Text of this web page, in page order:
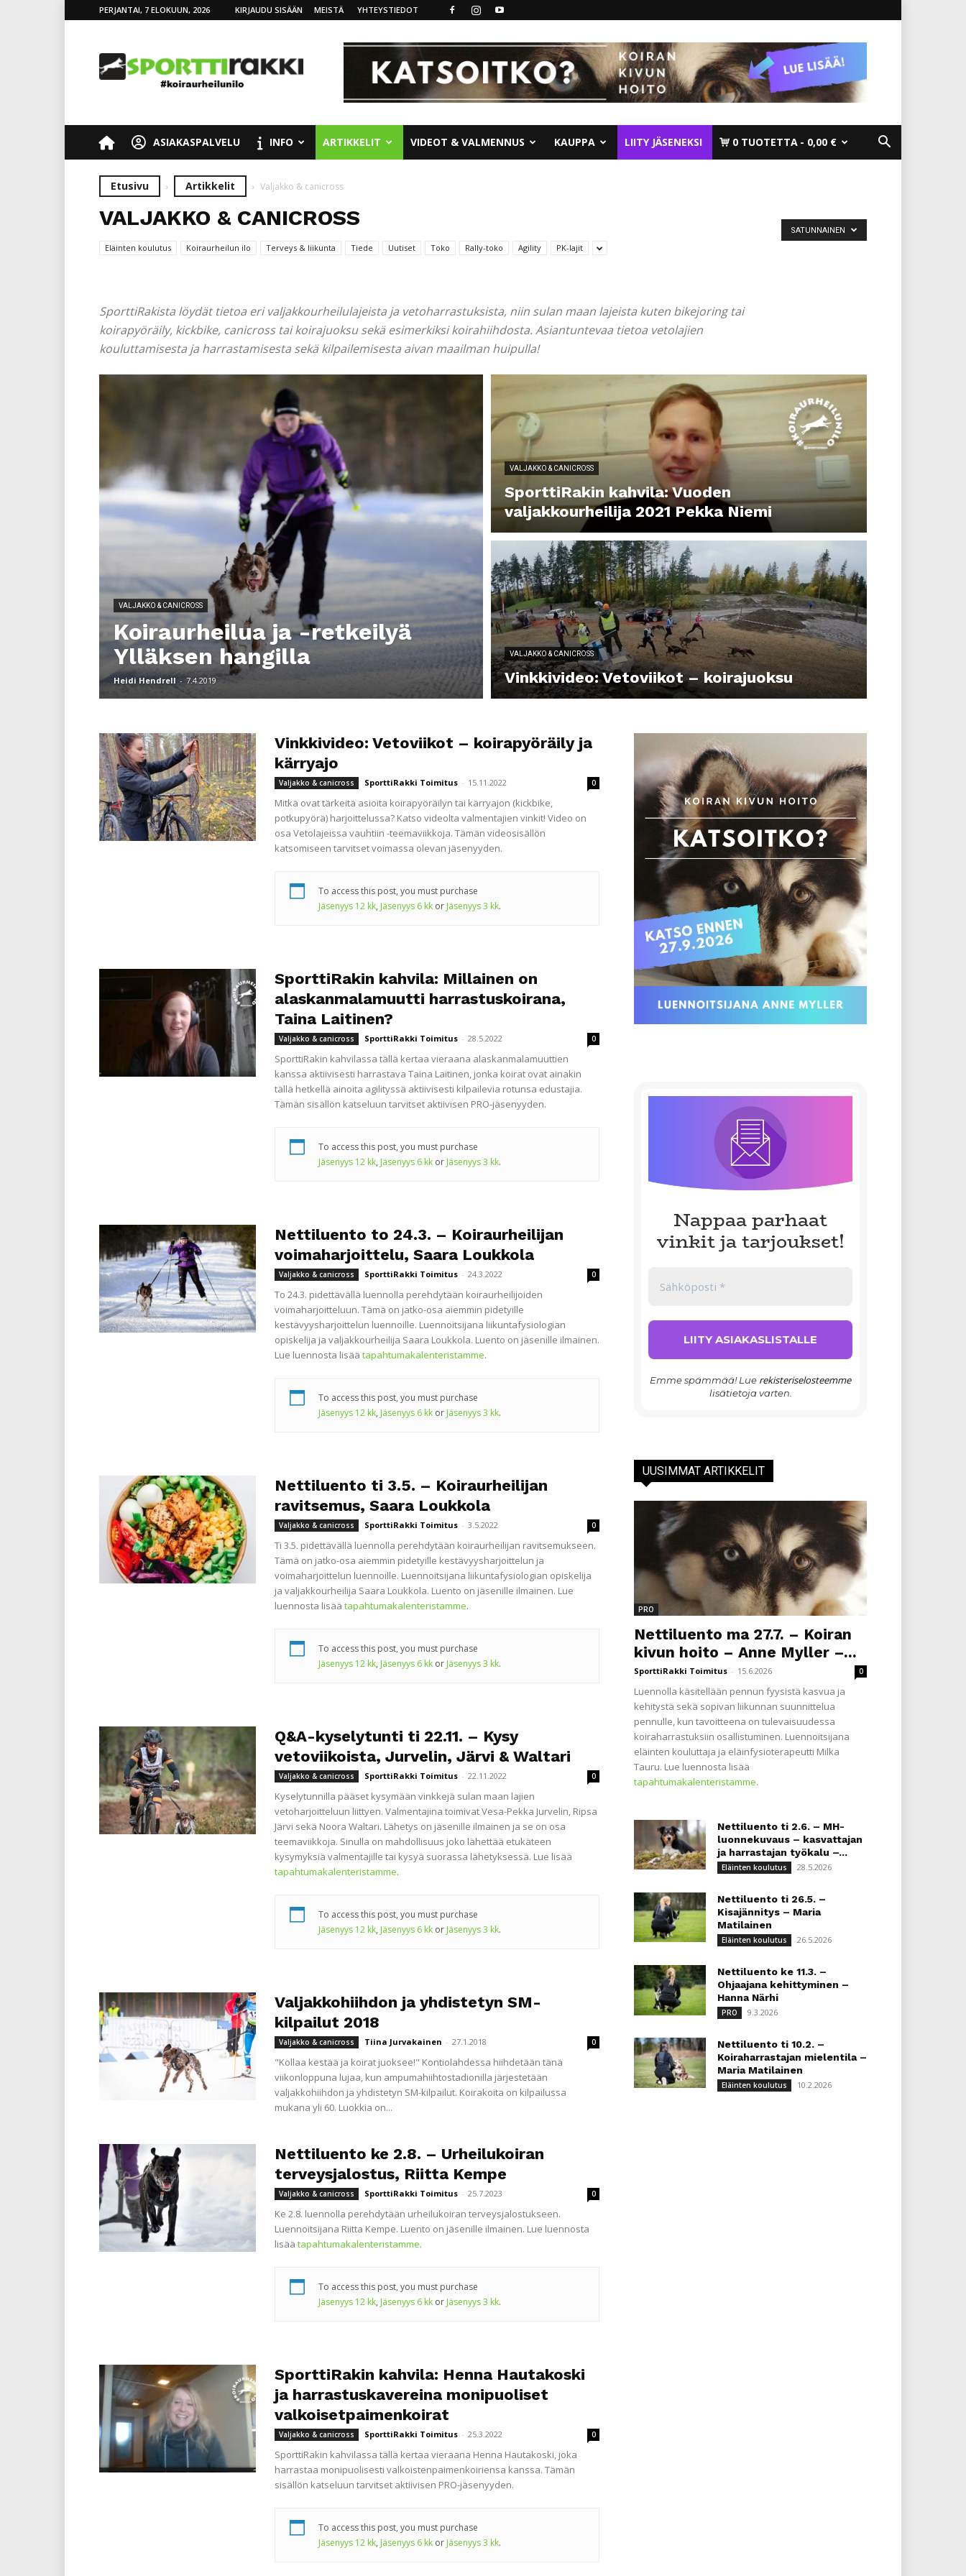
PERJANTAI, 7 ELOKUUN, 2026 KIRJAUDU SISÄÄN MEISTÄ YHTEYSTIEDOT
ASIAKASPALVELU INFO ARTIKKELIT VIDEOT & VALMENNUS KAUPPA LIITY JÄSENEKSI 0 TUOTETTA 0,00 €
Etusivu Artikkelit Valjakko & canicross
VALJAKKO & CANICROSS
Eläinten koulutus Koiraurheilun ilo Terveys & liikunta Tiede Uutiset Toko Rally-toko Agility PK-lajit
SporttiRakista löydät tietoa eri valjakkourheilulajeista ja vetoharrastuksista, niin sulan maan lajeista kuten bikejoring tai
koirapyöräily, kickbike, canicross tai koirajuoksu sekä esimerkiksi koirahiihdosta. Asiantuntevaa tietoa vetolajien
kouluttamisesta ja harrastamisesta sekä kilpailemisesta aivan maailman huipulla!
SATUNNAINEN
VALJAKKO & CANICROSS
Koiraurheilua ja -retkeilyä
Ylläksen hangilla
Heidi Hendrell - 7.4.2019
VALJAKKO & CANICROSS
SporttiRakin kahvila: Vuoden
valjakkourheilija 2021 Pekka Niemi
VALJAKKO & CANICROSS
Vinkkivideo: Vetoviikot – koirajuoksu
Vinkkivideo: Vetoviikot – koirapyöräily ja
kärryajo
Valjakko & canicross SporttiRakki Toimitus - 15.11.2022 0
Mitkä ovat tärkeitä asioita koirapyöräilyn tai kärryajon (kickbike,
potkupyörä) harjoittelussa? Katso videolta valmentajien vinkit! Video on
osa Vetolajeissa vauhtiin -teemaviikkoja. Tämän videosisällön
katsomiseen tarvitset voimassa olevan jäsenyyden.
To access this post, you must purchase
Jäsenyys 12 kk, Jäsenyys 6 kk or Jäsenyys 3 kk.
SporttiRakin kahvila: Millainen on
alaskanmalamuutti harrastuskoirana,
Taina Laitinen?
Valjakko & canicross SporttiRakki Toimitus - 28.5.2022 0
SporttiRakin kahvilassa tällä kertaa vieraana alaskanmalamuuttien
kanssa aktiivisesti harrastava Taina Laitinen, jonka koirat ovat ainakin
tällä hetkellä ainoita agilityssä aktiivisesti kilpailevia rotunsa edustajia.
Tämän sisällön katseluun tarvitset aktiivisen PRO-jäsenyyden.
To access this post, you must purchase
Jäsenyys 12 kk, Jäsenyys 6 kk or Jäsenyys 3 kk.
Nettiluento to 24.3. – Koiraurheilijan
voimaharjoittelu, Saara Loukkola
Valjakko & canicross SporttiRakki Toimitus - 24.3.2022 0
To 24.3. pidettävällä luennolla perehdytään koiraurheilijoiden
voimaharjoitteluun. Tämä on jatko-osa aiemmin pidetyille
kestävyysharjoittelun luennoille. Luennoitsijana liikuntafysiologian
opiskelija ja valjakkourheilija Saara Loukkola. Luento on jäsenille ilmainen.
Lue luennosta lisää tapahtumakalenteristamme.
To access this post, you must purchase
Jäsenyys 12 kk, Jäsenyys 6 kk or Jäsenyys 3 kk.
Nettiluento ti 3.5. – Koiraurheilijan
ravitsemus, Saara Loukkola
Valjakko & canicross SporttiRakki Toimitus - 3.5.2022 0
Ti 3.5. pidettävällä luennolla perehdytään koiraurheilijan ravitsemukseen.
Tämä on jatko-osa aiemmin pidetyille kestävyysharjoittelun ja
voimaharjoittelun luennoille. Luennoitsijana liikuntafysiologian opiskelija
ja valjakkourheilija Saara Loukkola. Luento on jäsenille ilmainen. Lue
luennosta lisää tapahtumakalenteristamme.
To access this post, you must purchase
Jäsenyys 12 kk, Jäsenyys 6 kk or Jäsenyys 3 kk.
Q&A-kyselytunti ti 22.11. – Kysy
vetoviikoista, Jurvelin, Järvi & Waltari
Valjakko & canicross SporttiRakki Toimitus - 22.11.2022 0
Kyselytunnilla pääset kysymään vinkkejä sulan maan lajien
vetoharjoitteluun liittyen. Valmentajina toimivat Vesa-Pekka Jurvelin, Ripsa
Järvi sekä Noora Waltari. Lähetys on jäsenille ilmainen ja se on osa
teemaviikkoja. Sinulla on mahdollisuus joko lähettää etukäteen
kysymyksiä valmentajille tai kysyä suorassa lähetyksessä. Lue lisää
tapahtumakalenteristamme.
To access this post, you must purchase
Jäsenyys 12 kk, Jäsenyys 6 kk or Jäsenyys 3 kk.
Valjakkohiihdon ja yhdistetyn SM-
kilpailut 2018
Valjakko & canicross Tiina Jurvakainen - 27.1.2018 0
"Kollaa kestää ja koirat juoksee!" Kontiolahdessa hiihdetään tänä
viikonloppuna lujaa, kun ampumahiihtostadionilla järjestetään
valjakkohiihdon ja yhdistetyn SM-kilpailut. Koirakoita on kilpailussa
mukana yli 60. Luokkia on...
Nettiluento ke 2.8. – Urheilukoiran
terveysjalostus, Riitta Kempe
Valjakko & canicross SporttiRakki Toimitus - 25.7.2023 0
Ke 2.8. luennolla perehdytään urheilukoiran terveysjalostukseen.
Luennoitsijana Riitta Kempe. Luento on jäsenille ilmainen. Lue luennosta
lisää tapahtumakalenteristamme.
To access this post, you must purchase
Jäsenyys 12 kk, Jäsenyys 6 kk or Jäsenyys 3 kk.
SporttiRakin kahvila: Henna Hautakoski
ja harrastuskavereina monipuoliset
valkoisetpaimenkoirat
Valjakko & canicross SporttiRakki Toimitus - 25.3.2022 0
SporttiRakin kahvilassa tällä kertaa vieraana Henna Hautakoski, joka
harrastaa monipuolisesti valkoistenpaimenkoiriensa kanssa. Tämän
sisällön katseluun tarvitset aktiivisen PRO-jäsenyyden.
To access this post, you must purchase
Jäsenyys 12 kk, Jäsenyys 6 kk or Jäsenyys 3 kk.
Nappaa parhaat
vinkit ja tarjoukset!
Emme spämmää! Lue rekisteriselosteemme
lisätietoja varten.
UUSIMMAT ARTIKKELIT
PRO
Nettiluento ma 27.7. – Koiran
kivun hoito – Anne Myller –...
SporttiRakki Toimitus - 15.6.2026 0
Luennolla käsitellään pennun fyysistä kasvua ja
kehitystä sekä sopivan liikunnan suunnittelua
pennulle, kun tavoitteena on tulevaisuudessa
koiraharrastuksiin osallistuminen. Luennoitsijana
eläinten kouluttaja ja eläinfysioterapeutti Milka
Tauru. Lue luennosta lisää
tapahtumakalenteristamme.
Nettiluento ti 2.6. – MH-
luonnekuvaus – kasvattajan
ja harrastajan työkalu –...
Eläinten koulutus 28.5.2026
Nettiluento ti 26.5. –
Kisajännitys – Maria
Matilainen
Eläinten koulutus 26.5.2026
Nettiluento ke 11.3. –
Ohjaajana kehittyminen –
Hanna Närhi
PRO 9.3.2026
Nettiluento ti 10.2. –
Koiraharrastajan mielentila –
Maria Matilainen
Eläinten koulutus 10.2.2026